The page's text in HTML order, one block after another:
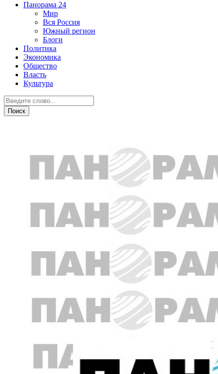
Панорама 24
Мир
Вся Россия
Южный регион
Блоги
Политика
Экономика
Общество
Власть
Культура